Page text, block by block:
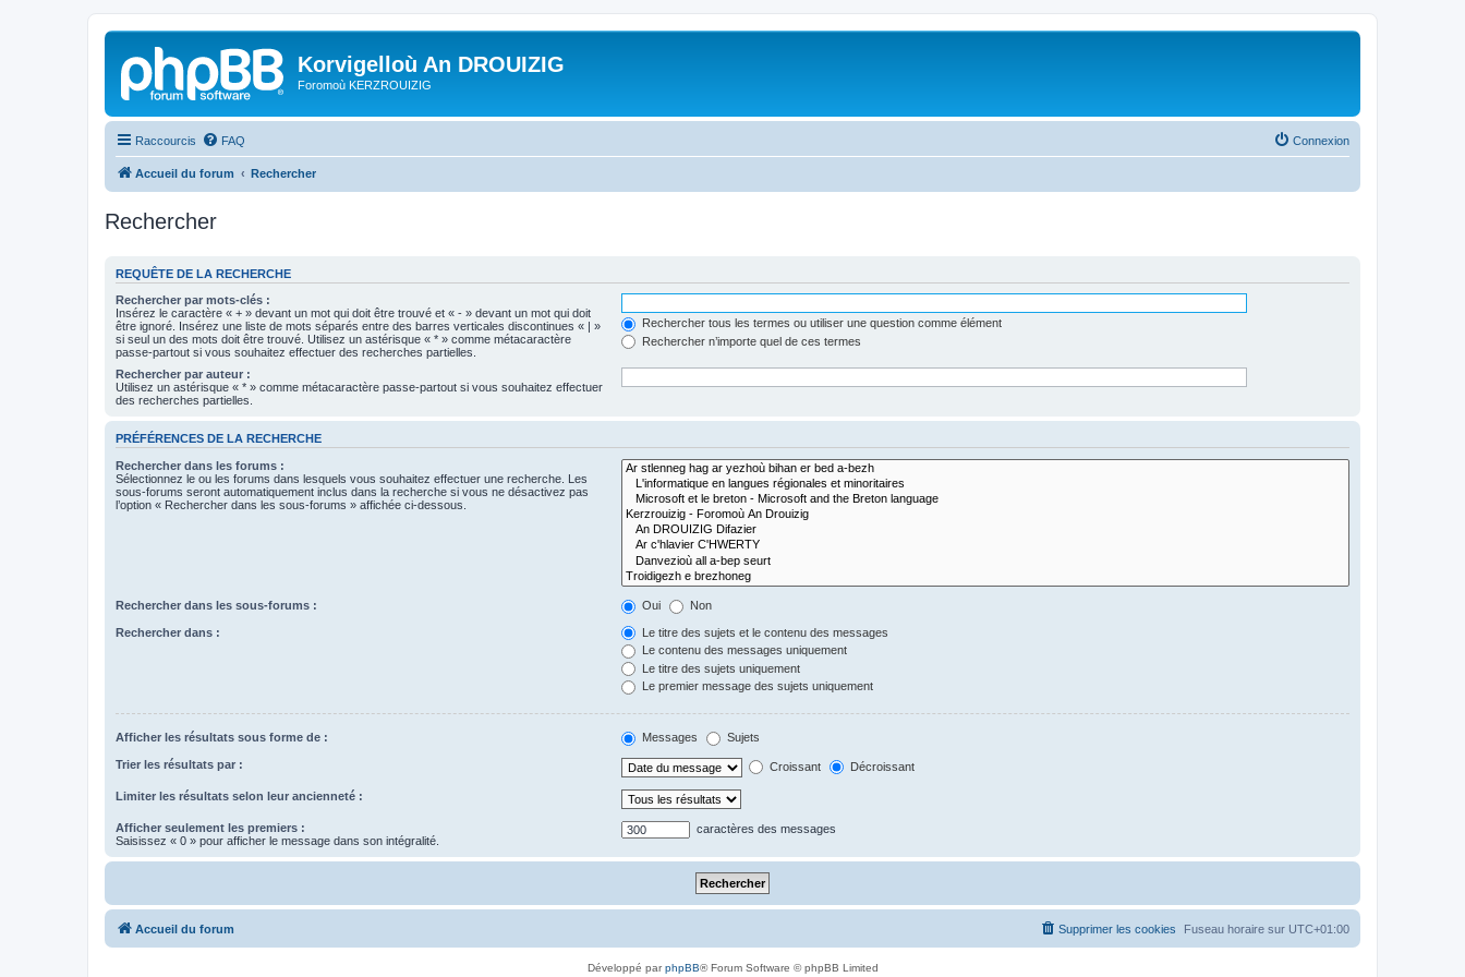
Korvigelloù An DROUIZIG
Foromoù KERZROUIZIG
Raccourcis FAQ Connexion
Accueil du forum Rechercher
Rechercher
REQUÊTE DE LA RECHERCHE
Rechercher par mots-clés :
Insérez le caractère « + » devant un mot qui doit être trouvé et « - » devant un mot qui doit
être ignoré. Insérez une liste de mots séparés entre des barres verticales discontinues « | »
si seul un des mots doit être trouvé. Utilisez un astérisque « * » comme métacaractère
passe-partout si vous souhaitez effectuer des recherches partielles.
Rechercher tous les termes ou utiliser une question comme élément
Rechercher n’importe quel de ces termes
Rechercher par auteur :
Utilisez un astérisque « * » comme métacaractère passe-partout si vous souhaitez effectuer
des recherches partielles.
PRÉFÉRENCES DE LA RECHERCHE
Rechercher dans les forums :
Sélectionnez le ou les forums dans lesquels vous souhaitez effectuer une recherche. Les
sous-forums seront automatiquement inclus dans la recherche si vous ne désactivez pas
l’option « Rechercher dans les sous-forums » affichée ci-dessous.
Rechercher dans les sous-forums : Oui Non
Rechercher dans :
Le titre des sujets et le contenu des messages
Le contenu des messages uniquement
Le titre des sujets uniquement
Le premier message des sujets uniquement
Afficher les résultats sous forme de : Messages Sujets
Trier les résultats par : Croissant Décroissant
Limiter les résultats selon leur ancienneté :
Afficher seulement les premiers :
Saisissez « 0 » pour afficher le message dans son intégralité.
caractères des messages
Accueil du forum Fuseau horaire sur UTC+01:00
Supprimer les cookies
Développé parphpBB® Forum Software © phpBB Limited